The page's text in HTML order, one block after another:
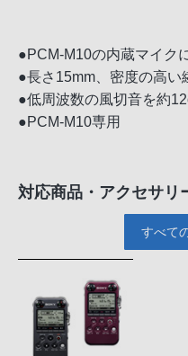
●PCM-M10の内蔵マイク
●長さ15mm、密度の高い
●低周波数の風切音を約
●PCM-M10専用
対応商品・アクセサリ
すべて